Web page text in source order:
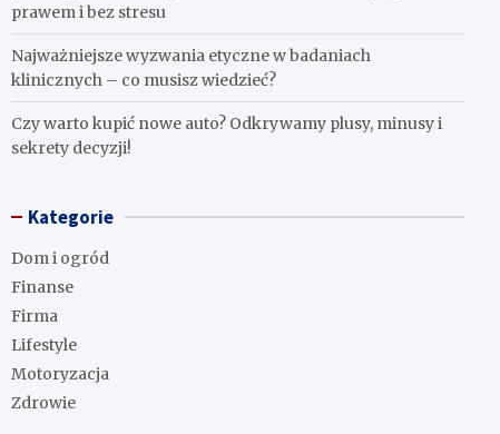
prawem i bez stresu
Najważniejsze wyzwania etyczne w badaniach
klinicznych – co musisz wiedzieć?
Czy warto kupić nowe auto? Odkrywamy plusy, minusy i
sekrety decyzji!
Kategorie
Dom i ogród
Finanse
Firma
Lifestyle
Motoryzacja
Zdrowie